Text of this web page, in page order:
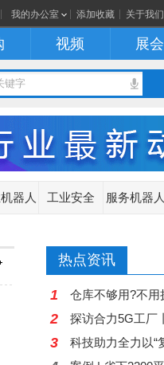
我的办公室 添加收藏 关于我们
视频 展会
器人 工业安全 服务机器人
热点资讯
1
2
3